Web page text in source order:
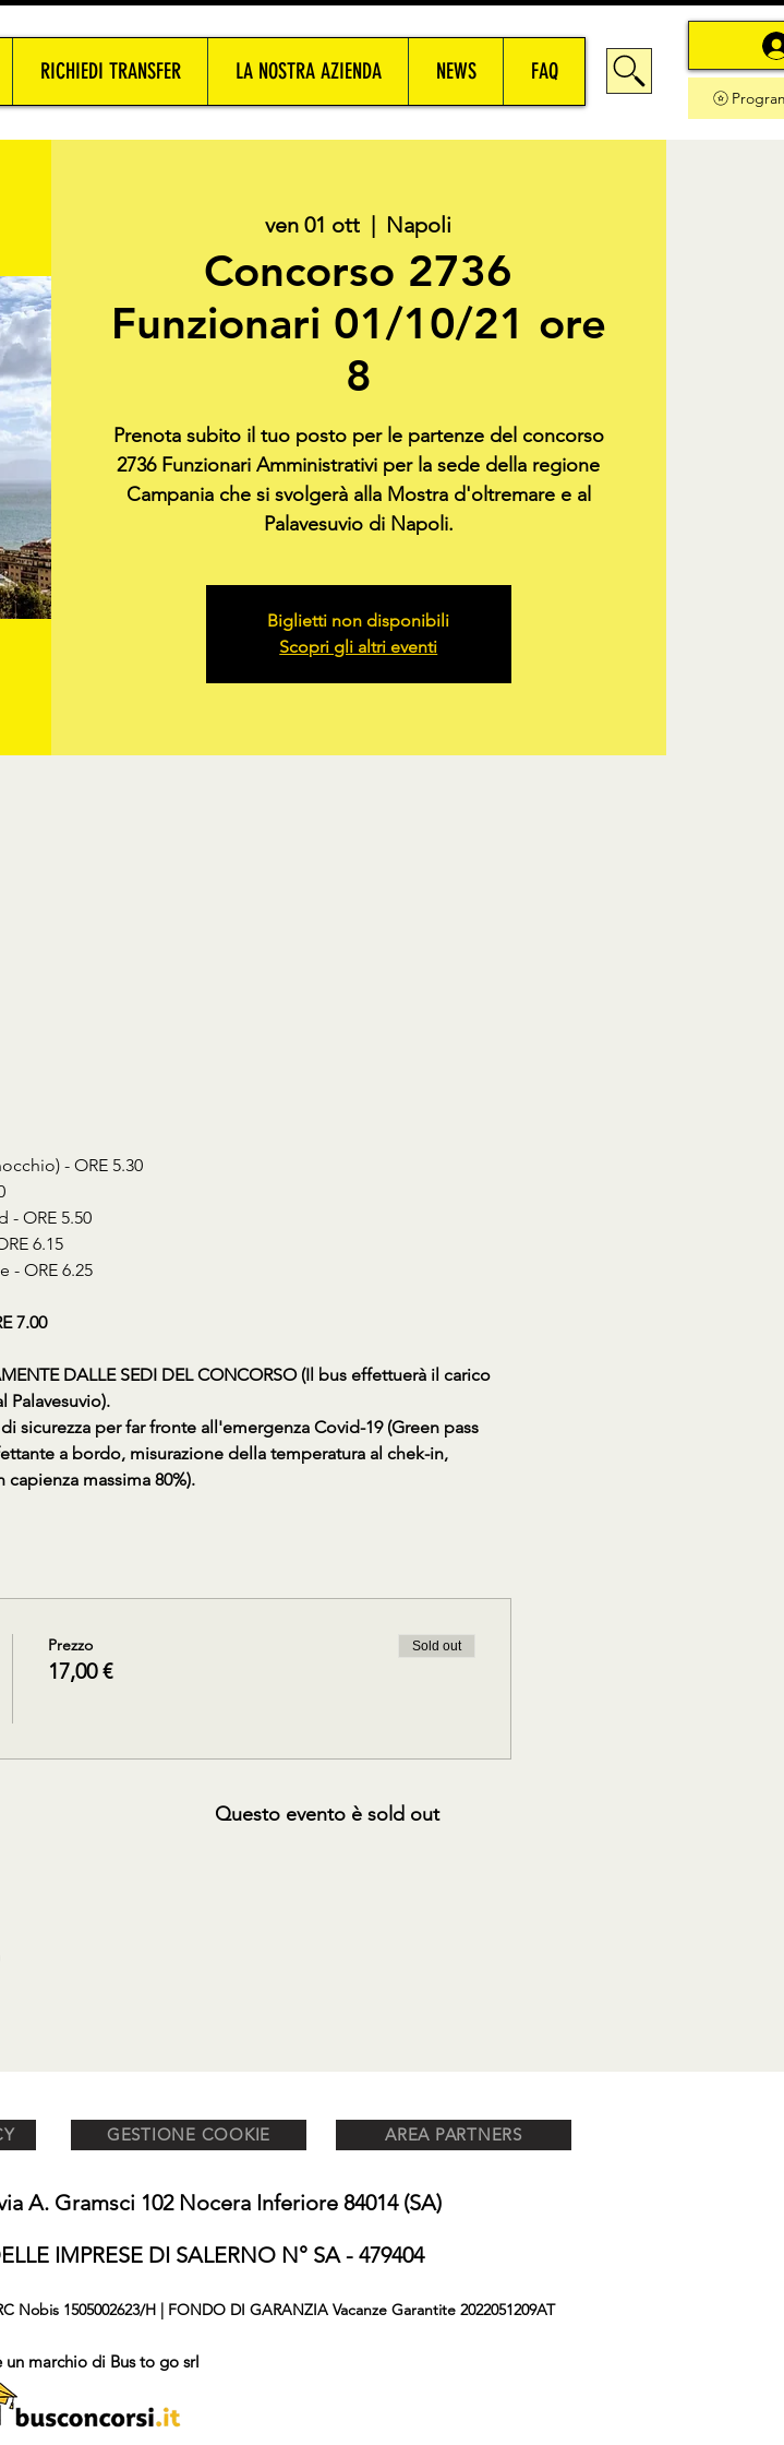
RICHIEDI TRANSFER LA NOSTRA AZIENDA NEWS FAQ
ven 01 ott
  |
Napoli
Concorso 2736
Funzionari 01/10/21 ore
8
Prenota subito il tuo posto per le partenze del concorso
2736 Funzionari Amministrativi per la sede della regione
Campania che si svolgerà alla Mostra d'oltremare e al
Palavesuvio di Napoli.
Biglietti non disponibili
Scopri gli altri eventi
- ORE 5.30
ORE 5.50
6.15
- ORE 6.25
7.00
DALLE SEDI DEL CONCORSO (Il bus effettuerà il carico
Palavesuvio).
sicurezza per far fronte all'emergenza Covid-19 (Green pass
a bordo, misurazione della temperatura al chek-in,
massima 80%).
Prezzo
17,00 €
Sold out
Questo evento è sold out
GESTIONE COOKIE AREA PARTNERS
A. Gramsci 102 Nocera Inferiore 84014 (SA)
IMPRESE DI SALERNO N° SA - 479404
Nobis 1505002623/H | FONDO DI GARANZIA Vacanze Garantite 2022051209AT
marchio di Bus to go srl